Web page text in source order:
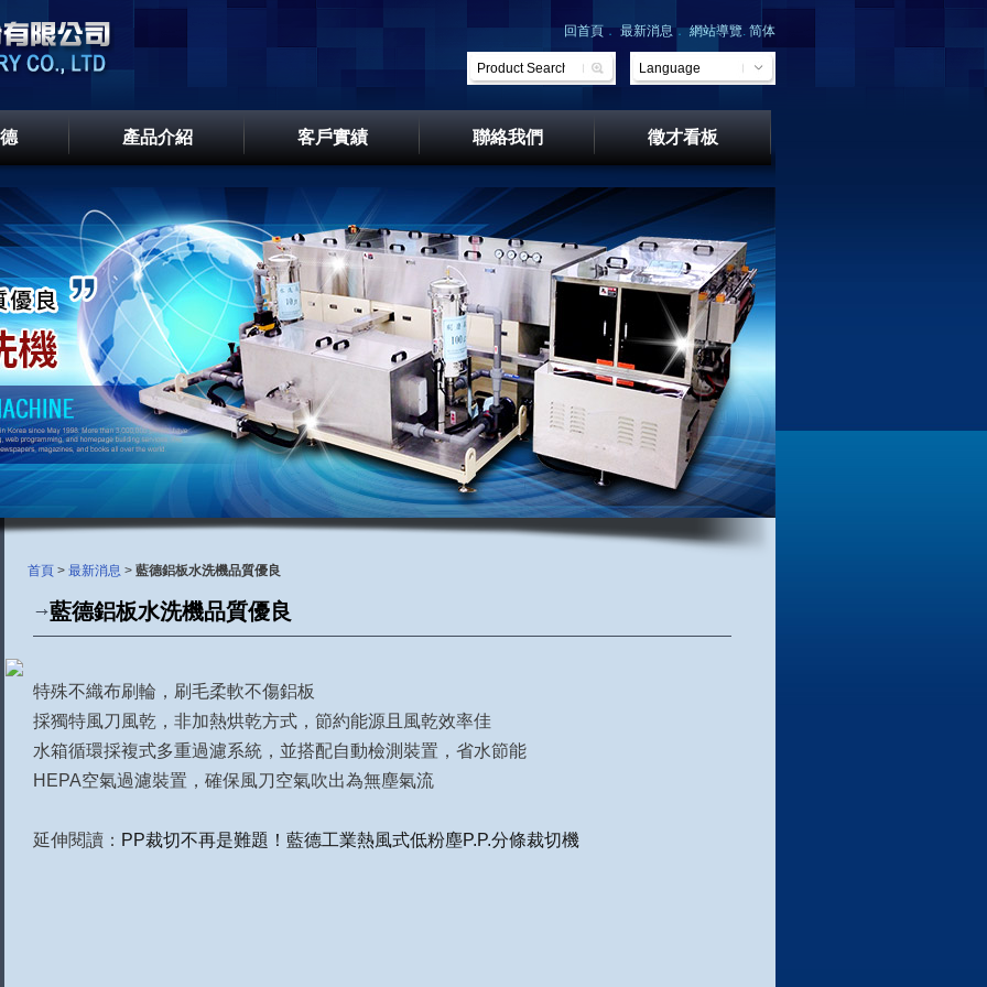
回首頁．最新消息 ．網站導覽. 简体
​​Language
產品介紹 客戶實績 聯絡我們 徵才看板
首頁> 最新消息 > 藍德鋁板水洗機品質優良
藍德鋁板水洗機品質優良
特殊不織布刷輪，刷毛柔軟不傷鋁板
採獨特風刀風乾，非加熱烘乾方式，節約能源且風乾效率佳
水箱循環採複式多重過濾系統，並搭配自動檢測裝置，省水節能
HEPA空氣過濾裝置，確保風刀空氣吹出為無塵氣流
延伸閱讀： PP裁切不再是難題！藍德工業熱風式低粉塵P.P.分條裁切機